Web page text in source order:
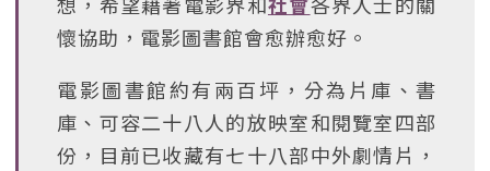
懷協助，電影圖書館會愈辦愈好。
電影圖書館約有兩百坪，分為片庫、書
庫、可容二十八人的放映室和閱覽室四部
份，目前已收藏有七十八部中外劇情片，